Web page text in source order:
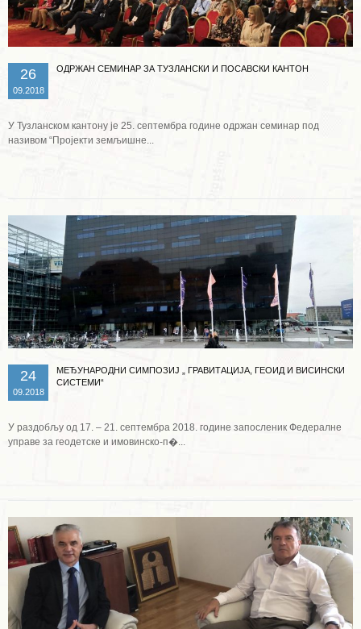
26
09.2018
ОДРЖАН СЕМИНАР ЗА ТУЗЛАНСКИ И ПОСАВСКИ КАНТОН
У Тузланском кантону је 25. септембра године одржан семинар под
називом “Пројекти земљишне...
24
09.2018
МЕЂУНАРОДНИ СИМПОЗИЈ „ ГРАВИТАЦИЈА, ГЕОИД И ВИСИНСКИ
СИСТЕМИ“
У раздобљу од 17. – 21. септембра 2018. године запосленик Федералне
управе за геодетске и имовинско-п�...